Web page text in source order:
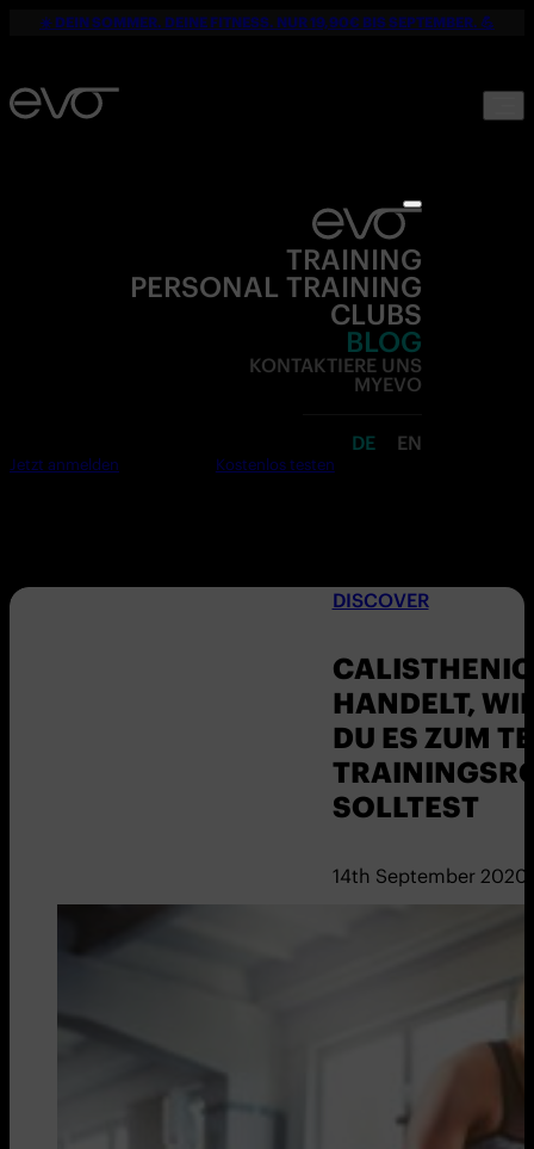
☀️ DEIN SOMMER. DEINE FITNESS. NUR 19,90€ BIS SEPTEMBER. 💪
TRAINING
PERSONAL TRAINING
CLUBS
BLOG
KONTAKTIERE UNS
MYEVO
DE EN
Jetzt anmelden Kostenlos testen
DISCOVER
HANDELT,
DU ES ZUM
SOLLTEST
14th September 2020